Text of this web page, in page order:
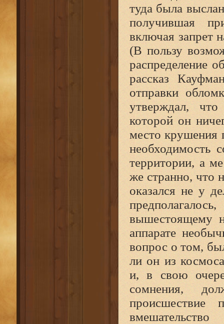
туда была
получившая
включая запрет
(В пользу
распределение
рассказ
отправки
утверждал,
которой он
место крушения
необходимость
территории, а
же странно, что
оказался не у
вышестоящему
аппарате
вопрос о том,
ли он из
и, в свою
сомнения,
происшествие